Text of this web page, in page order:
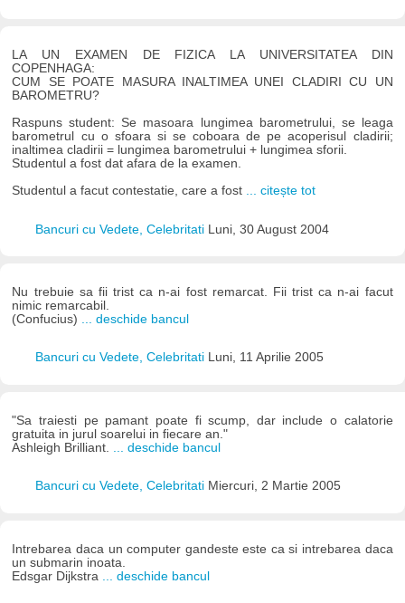
LA UN EXAMEN DE FIZICA LA UNIVERSITATEA DIN
COPENHAGA:
CUM SE POATE MASURA INALTIMEA UNEI CLADIRI CU UN
BAROMETRU?
Raspuns student: Se masoara lungimea barometrului, se leaga
barometrul cu o sfoara si se coboara de pe acoperisul cladirii;
inaltimea cladirii = lungimea barometrului + lungimea sforii.
Studentul a fost dat afara de la examen.
Studentul a facut contestatie, care a fost ... citește tot
Bancuri cu Vedete, Celebritati Luni, 30 August 2004
Nu trebuie sa fii trist ca n-ai fost remarcat. Fii trist ca n-ai facut
nimic remarcabil.
(Confucius) ... deschide bancul
Bancuri cu Vedete, Celebritati Luni, 11 Aprilie 2005
"Sa traiesti pe pamant poate fi scump, dar include o calatorie
gratuita in jurul soarelui in fiecare an."
Ashleigh Brilliant.
... deschide bancul
Bancuri cu Vedete, Celebritati Miercuri, 2 Martie 2005
Intrebarea daca un computer gandeste este ca si intrebarea daca
un submarin inoata.
Edsgar Dijkstra
... deschide bancul